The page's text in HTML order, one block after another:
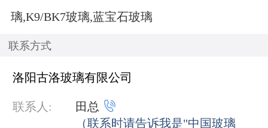
璃,K9/BK7玻璃,蓝宝石玻璃
联系方式
洛阳古洛玻璃有限公司
联系人: 田总 
（联系时请告诉我是"中国玻璃